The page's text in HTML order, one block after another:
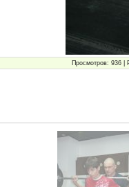
Просмотров: 936 |